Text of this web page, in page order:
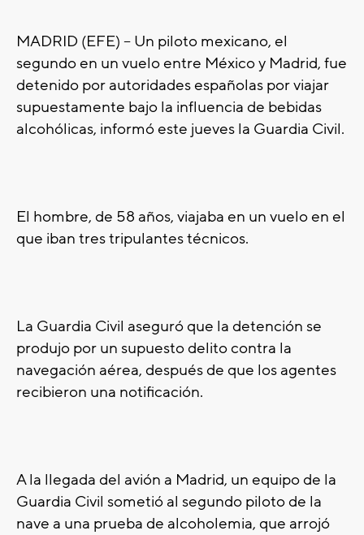
MADRID (EFE) -- Un piloto mexicano, el
segundo en un vuelo entre México y Madrid, fue
detenido por autoridades españolas por viajar
supuestamente bajo la influencia de bebidas
alcohólicas, informó este jueves la Guardia Civil.
El hombre, de 58 años, viajaba en un vuelo en el
que iban tres tripulantes técnicos.
La Guardia Civil aseguró que la detención se
produjo por un supuesto delito contra la
navegación aérea, después de que los agentes
recibieron una notificación.
A la llegada del avión a Madrid, un equipo de la
Guardia Civil sometió al segundo piloto de la
nave a una prueba de alcoholemia, que arrojó